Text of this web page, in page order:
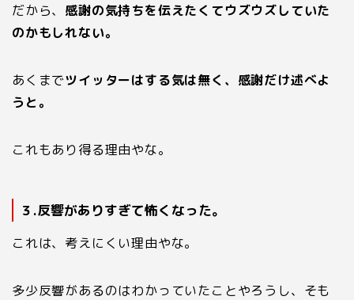
だから、 感謝の気持ちを伝えたくてウズウズしていた
のかもしれない。
あくまでツイッターはする気は無く、感謝だけ述べよ
うと。
これもあり得る理由やな。
３.反響がありすぎて怖くなった。
これは、考えにくい理由やな。
多少反響があるのはわかっていたことやろうし、そも